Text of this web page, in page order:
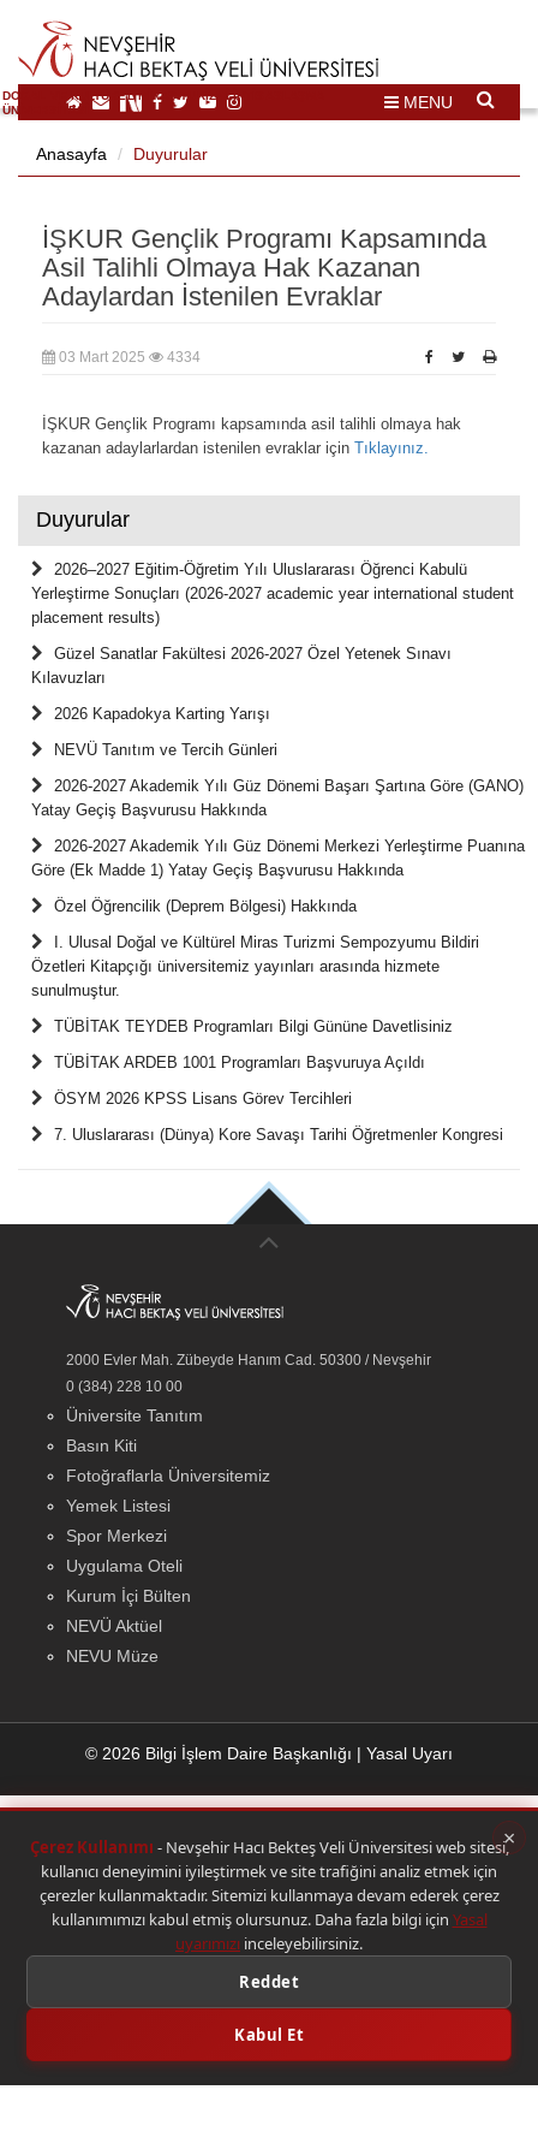
×
Çerez Kullanımı - Nevşehir Hacı Bekteş Veli Üniversitesi web sitesi,
kullanıcı deneyimini iyileştirmek ve site trafiğini analiz etmek için
çerezler kullanmaktadır. Sitemizi kullanmaya devam ederek çerez
kullanımımızı kabul etmiş olursunuz. Daha fazla bilgi için Yasal
uyarımızı inceleyebilirsiniz.
Reddet
Kabul Et
DOĞAL VE KÜLTÜREL MİRAS TURİZMİ İHTİSASLAŞMA
ÜNİVERSİTESİ
MENU
Anasayfa Duyurular
İŞKUR Gençlik Programı Kapsamında
Asil Talihli Olmaya Hak Kazanan
Adaylardan İstenilen Evraklar
03 Mart 2025 4334
İŞKUR Gençlik Programı kapsamında asil talihli olmaya hak
kazanan adaylarlardan istenilen evraklar için Tıklayınız.
Duyurular
2026–2027 Eğitim-Öğretim Yılı Uluslararası Öğrenci Kabulü
Yerleştirme Sonuçları (2026-2027 academic year international student
placement results)
Güzel Sanatlar Fakültesi 2026-2027 Özel Yetenek Sınavı
Kılavuzları
2026 Kapadokya Karting Yarışı
NEVÜ Tanıtım ve Tercih Günleri
2026-2027 Akademik Yılı Güz Dönemi Başarı Şartına Göre (GANO)
Yatay Geçiş Başvurusu Hakkında
2026-2027 Akademik Yılı Güz Dönemi Merkezi Yerleştirme Puanına
Göre (Ek Madde 1) Yatay Geçiş Başvurusu Hakkında
Özel Öğrencilik (Deprem Bölgesi) Hakkında
I. Ulusal Doğal ve Kültürel Miras Turizmi Sempozyumu Bildiri
Özetleri Kitapçığı üniversitemiz yayınları arasında hizmete
sunulmuştur.
TÜBİTAK TEYDEB Programları Bilgi Gününe Davetlisiniz
TÜBİTAK ARDEB 1001 Programları Başvuruya Açıldı
ÖSYM 2026 KPSS Lisans Görev Tercihleri
7. Uluslararası (Dünya) Kore Savaşı Tarihi Öğretmenler Kongresi
2000 Evler Mah. Zübeyde Hanım Cad. 50300 / Nevşehir
0 (384) 228 10 00
Üniversite Tanıtım
Basın Kiti
Fotoğraflarla Üniversitemiz
Yemek Listesi
Spor Merkezi
Uygulama Oteli
Kurum İçi Bülten
NEVÜ Aktüel
NEVU Müze
© 2026 Bilgi İşlem Daire Başkanlığı | Yasal Uyarı